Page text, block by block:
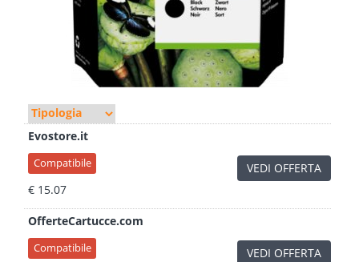
Evostore.it
Compatibile
€ 15.07
VEDI OFFERTA
OfferteCartucce.com
Compatibile VEDI OFFERTA